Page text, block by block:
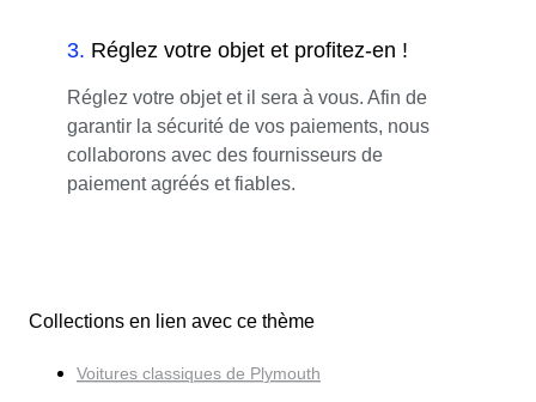
3. Réglez votre objet et profitez-en !
Réglez votre objet et il sera à vous. Afin de
garantir la sécurité de vos paiements, nous
collaborons avec des fournisseurs de
paiement agréés et fiables.
Collections en lien avec ce thème
Voitures classiques de Plymouth